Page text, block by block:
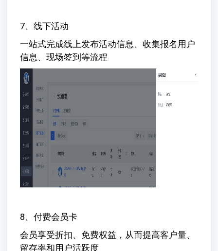
7、线下活动
一站式完成线上发布活动信息、收集报名用户
信息、现场签到等流程
8、付费会员卡
会员享受折扣、免费权益，从而提高客户量、
留存率和用户活跃度